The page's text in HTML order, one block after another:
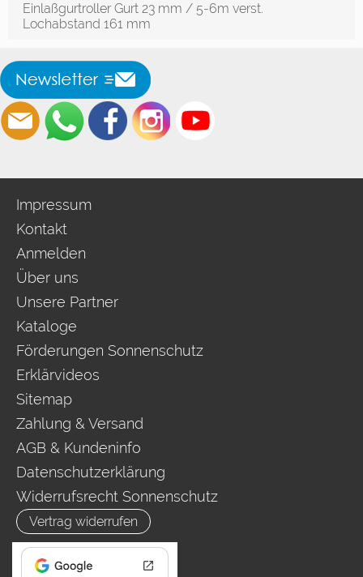
Einlaßgurtroller Gurt 23 mm / 5-6m verst.
Lochabstand 161 mm
Impressum
Kontakt
Anmelden
Über uns
Unsere Partner
Kataloge
Förderungen Sonnenschutz
Erklärvideos
Sitemap
Zahlung & Versand
AGB & Kundeninfo
Datenschutzerklärung
Widerrufsrecht Sonnenschutz
Vertrag widerrufen